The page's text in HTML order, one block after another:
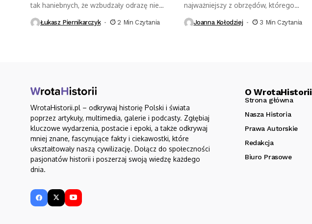
tak haniebnych, że wzbudzały odrazę nie
Łukasz Piernikarczyk 2 Min Czytania
najważniejszy z obrzędów, którego
Joanna Kołodziej 3 Min Czytania
WrotaHistorii.pl – odkrywaj historię Polski i świata
poprzez artykuły, multimedia, galerie i podcasty. Zgłębiaj
kluczowe wydarzenia, postacie i epoki, a także odkrywaj
mniej znane, fascynujące fakty i ciekawostki, które
ukształtowały naszą cywilizację. Dołącz do społeczności
pasjonatów historii i poszerzaj swoją wiedzę każdego
dnia.
O WrotaHistorii
Strona główna
Nasza Historia
Prawa Autorskie
Redakcja
Biuro Prasowe